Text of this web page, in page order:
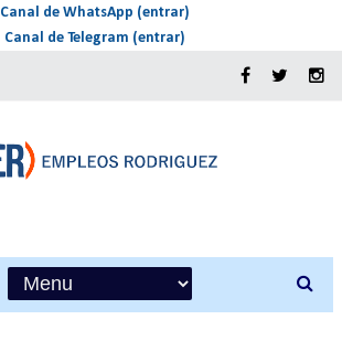
Canal de WhatsApp (entrar)
Canal de Telegram (entrar)